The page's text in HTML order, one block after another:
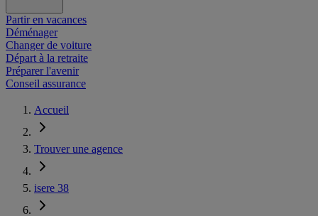
Partir en vacances
Déménager
Changer de voiture
Départ à la retraite
Préparer l'avenir
Conseil assurance
Accueil
Trouver une agence
isere 38